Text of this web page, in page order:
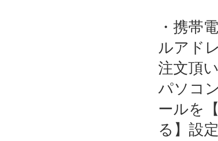
・携帯
ルアド
注文頂
パソコ
ールを
る】設